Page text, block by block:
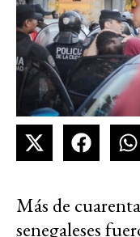
Más de
senegaleses